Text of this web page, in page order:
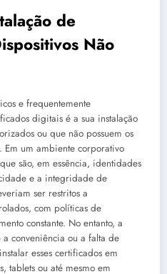
de
Não
e frequentemente
digitais é a sua instalação
ou que não possuem os
Em um ambiente corporativo
são, em essência, identidades
e a integridade de
ser restritos a
com políticas de
constante. No entanto, a
conveniência ou a falta de
esses certificados em
tablets ou até mesmo em